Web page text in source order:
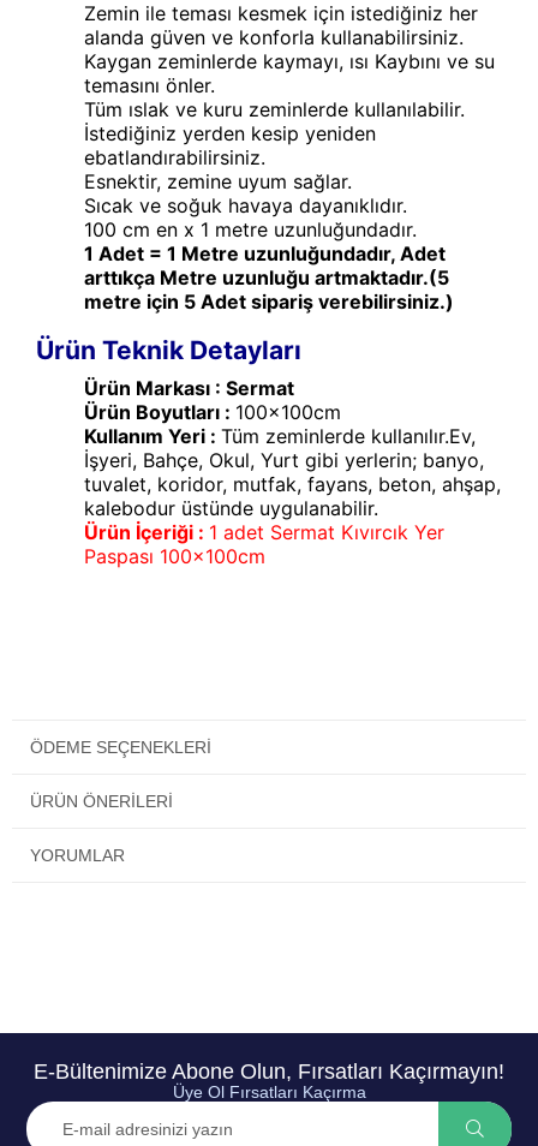
Zemin ile teması kesmek için istediğiniz her
alanda güven ve konforla kullanabilirsiniz.
Kaygan zeminlerde kaymayı, ısı Kaybını ve su
temasını önler.
Tüm ıslak ve kuru zeminlerde kullanılabilir.
İstediğiniz yerden kesip yeniden
ebatlandırabilirsiniz.
Esnektir, zemine uyum sağlar.
Sıcak ve soğuk havaya dayanıklıdır.
100 cm en x 1 metre uzunluğundadır.
1 Adet = 1 Metre uzunluğundadır, Adet
arttıkça Metre uzunluğu artmaktadır.(5
metre için 5 Adet sipariş verebilirsiniz.)
Ürün Teknik Detayları
Ürün Markası : Sermat
Ürün Boyutları : 100x100cm
Kullanım Yeri : Tüm zeminlerde kullanılır.Ev,
İşyeri, Bahçe, Okul, Yurt gibi yerlerin; banyo,
tuvalet, koridor, mutfak, fayans, beton, ahşap,
kalebodur üstünde uygulanabilir.
Ürün İçeriği : 1 adet Sermat Kıvırcık Yer
Paspası 100x100cm
ÖDEME SEÇENEKLERI
ÜRÜN ÖNERILERI
YORUMLAR
E-Bültenimize Abone Olun, Fırsatları Kaçırmayın!
Üye Ol Fırsatları Kaçırma